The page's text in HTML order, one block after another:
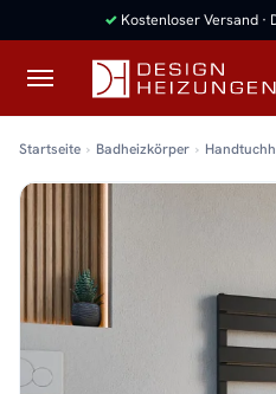
✓ Kostenloser Versand ·
Startseite Badheizkörper